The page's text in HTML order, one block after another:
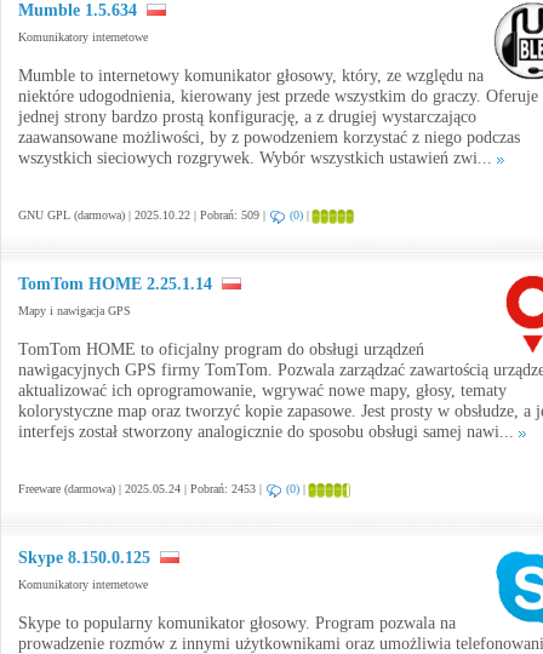
Mumble 1.5.634
Komunikatory internetowe
Mumble to internetowy komunikator głosowy, który, ze względu na
niektóre udogodnienia, kierowany jest przede wszystkim do graczy. Oferuje
jednej strony bardzo prostą konfigurację, a z drugiej wystarczająco
zaawansowane możliwości, by z powodzeniem korzystać z niego podczas
wszystkich sieciowych rozgrywek. Wybór wszystkich ustawień zwi...
GNU GPL (darmowa) | 2025.10.22 | Pobrań: 509 | (0) |
TomTom HOME 2.25.1.14
Mapy i nawigacja GPS
TomTom HOME to oficjalny program do obsługi urządzeń
nawigacyjnych GPS firmy TomTom. Pozwala zarządzać zawartością
aktualizować ich oprogramowanie, wgrywać nowe mapy, głosy, tematy
kolorystyczne map oraz tworzyć kopie zapasowe. Jest prosty w obsłudze, a
interfejs został stworzony analogicznie do sposobu obsługi samej nawi...
Freeware (darmowa) | 2025.05.24 | Pobrań: 2453 | (0) |
Skype 8.150.0.125
Komunikatory internetowe
Skype to popularny komunikator głosowy. Program pozwala na
prowadzenie rozmów z innymi użytkownikami oraz umożliwia